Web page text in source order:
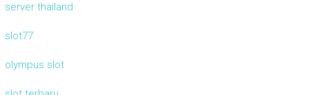
server thailand
slot77
olympus slot